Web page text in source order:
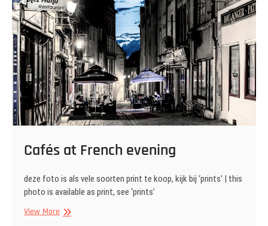
Cafés at French evening
deze foto is als vele soorten print te koop, kijk bij ‘prints’ | this
photo is available as print, see ‘prints’
View MoreCafés